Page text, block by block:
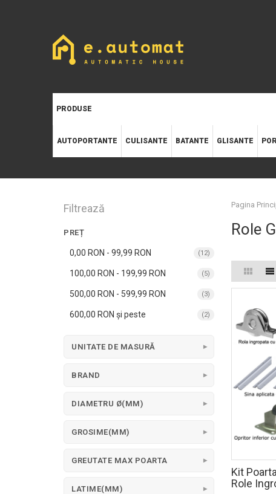
PRODUSE
AUTOPORTANTE CULISANTE BATANTE GLISANTE
Filtrează
PREȚ
0,00 RON - 99,99 RON (12)
100,00 RON - 199,99 RON (5)
500,00 RON - 599,99 RON (3)
600,00 RON și peste (2)
UNITATE DE MASURĂ
BRAND
DIAMETRU Ø(MM)
GROSIME(MM)
GREUTATE MAX POARTA
LATIME(MM)
Pagina
Role
Kit
Role